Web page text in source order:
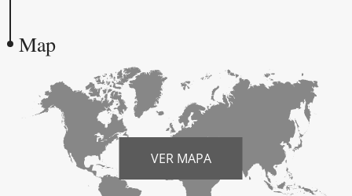
Map
VER MAPA